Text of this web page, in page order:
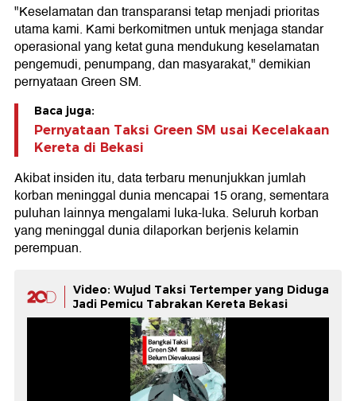
"Keselamatan dan transparansi tetap menjadi prioritas
utama kami. Kami berkomitmen untuk menjaga standar
operasional yang ketat guna mendukung keselamatan
pengemudi, penumpang, dan masyarakat," demikian
pernyataan Green SM.
Baca juga:
Pernyataan Taksi Green SM usai Kecelakaan
Kereta di Bekasi
Akibat insiden itu, data terbaru menunjukkan jumlah
korban meninggal dunia mencapai 15 orang, sementara
puluhan lainnya mengalami luka-luka. Seluruh korban
yang meninggal dunia dilaporkan berjenis kelamin
perempuan.
Video: Wujud Taksi Tertemper yang Diduga
Jadi Pemicu Tabrakan Kereta Bekasi